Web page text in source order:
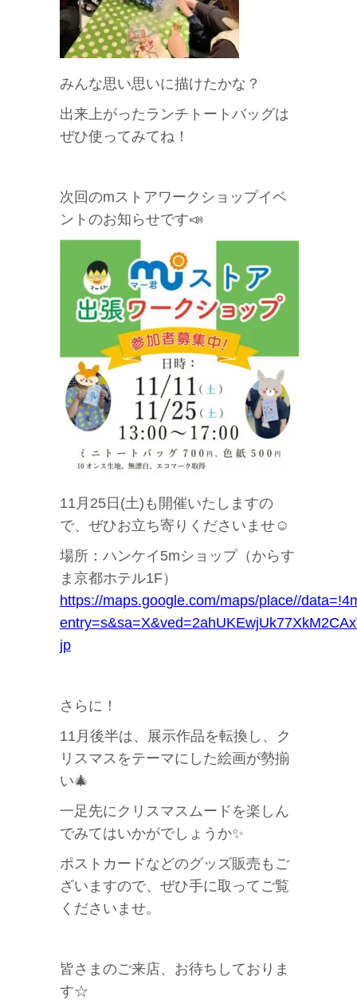
みんな思い思いに描けたかな？
出来上がったランチトートバッグは
ぜひ使ってみてね！
次回のmストアワークショップイベ
ントのお知らせです📣
11月25日(土)も開催いたしますの
で、ぜひお立ち寄りくださいませ☺︎
場所：ハンケイ5mショップ（からす
ま京都ホテル1F）
https://maps.google.com/maps/place//
jp
さらに！
11月後半は、展示作品を転換し、ク
リスマスをテーマにした絵画が勢揃
い🎄
一足先にクリスマスムードを楽しん
でみてはいかがでしょうか✨
ポストカードなどのグッズ販売もご
ざいますので、ぜひ手に取ってご覧
くださいませ。
皆さまのご来店、お待ちしておりま
す☆